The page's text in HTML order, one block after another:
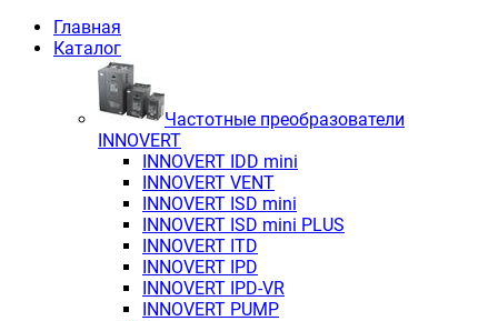
Главная
Каталог
Частотные преобразователи
INNOVERT
INNOVERT IDD mini
INNOVERT VENT
INNOVERT ISD mini
INNOVERT ISD mini PLUS
INNOVERT ITD
INNOVERT IРD
INNOVERT IРD-VR
INNOVERT PUMP